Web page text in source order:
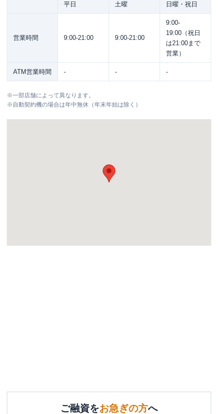
平日 土曜 日曜・祝日
営業時間 9:00-21:00 9:00-21:00
9:00-
19:00（祝日
は21:00まで
営業）
ATM営業時間 - - -
※一部店舗によって異なります。
※自動契約機の場合は年中無休（年末年始は除く）
ご融資をお急ぎの方へ